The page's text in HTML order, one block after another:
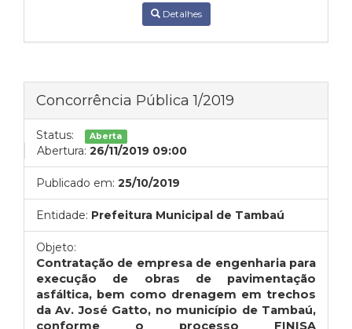
Detalhes
Concorrência Pública 1/2019
Status: Aberta
Abertura: 26/11/2019 09:00
Publicado em: 25/10/2019
Entidade: Prefeitura Municipal de Tambaú
Objeto:
Contratação de empresa de engenharia para
execução de obras de pavimentação
asfáltica, bem como drenagem em trechos
da Av. José Gatto, no município de Tambaú,
conforme o processo FINISA